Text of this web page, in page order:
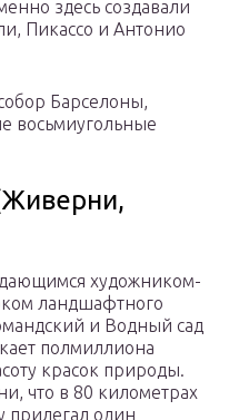
здесь создавали
Пикассо и Антонио
Барселоны,
восьмиугольные
художником-
ландшафтного
и Водный сад
полмиллиона
красок природы.
что в 80 километрах
прилегал один